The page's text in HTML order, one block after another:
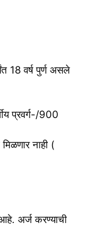
18 वर्ष पुर्ण असले
प्रवर्ग-/900
मिळणार नाही (
अर्ज करण्याची